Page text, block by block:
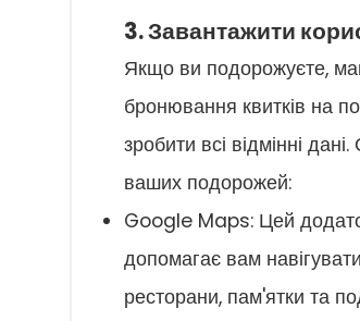
3. Завантажити
Якщо ви подорожуєте,
бронювання квитків на
зробити всі відмінні
ваших подорожей:
Google Maps: Цей
допомагає вам
ресторани, пам'ятки та